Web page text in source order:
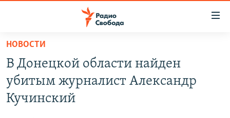
упрощенного
доступа
Вернуться
основному
ПОДКАСТЫ
АВТОРСКИЕ ПРОЕКТЫ
НОВОСТИ
В Донецкой области найден
убитым журналист Александр
Кучинский